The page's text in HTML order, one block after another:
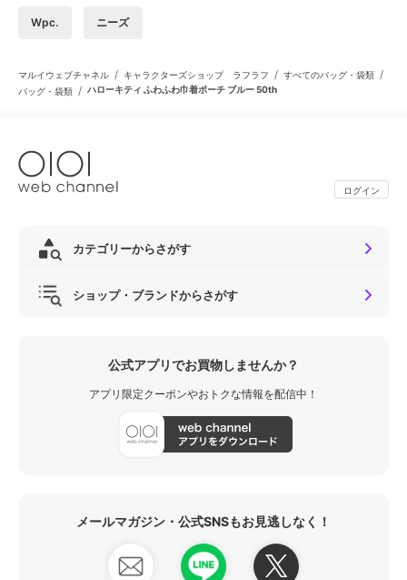
Wpc. ニーズ
マルイウェブチャネル / キャラクターズショップ ラフラフ / すべてのバッグ・袋類 /
バッグ・袋類 / ハローキティ ふわふわ巾着ポーチ ブルー 50th
ログイン
カテゴリーからさがす
ショップ・ブランドからさがす
公式アプリでお買物しませんか？
アプリ限定クーポンやおトクな情報を配信中！
メールマガジン・公式SNSもお見逃しなく！